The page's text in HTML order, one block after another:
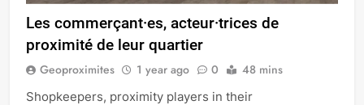
Les commerçant·es, acteur·trices de
proximité de leur quartier
Geoproximites 1 year ago 0 48 mins
Shopkeepers, proximity players in their